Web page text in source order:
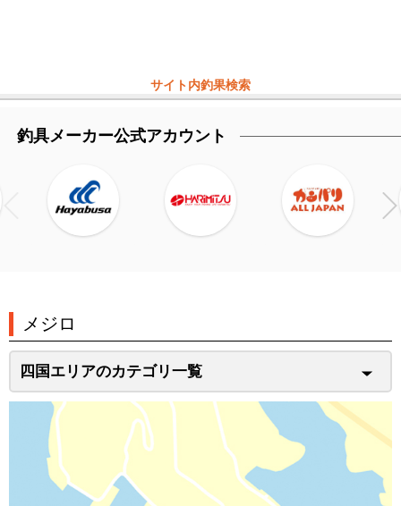
サイト内釣果検索
釣具メーカー公式アカウント
メジロ
四国エリアのカテゴリ一覧